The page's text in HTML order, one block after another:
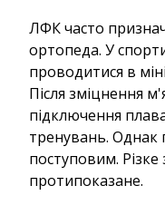
ЛФК часто
ортопеда. У
проводитися в
Після зміцнення
підключення
тренувань. Однак
поступовим.
протипоказане.